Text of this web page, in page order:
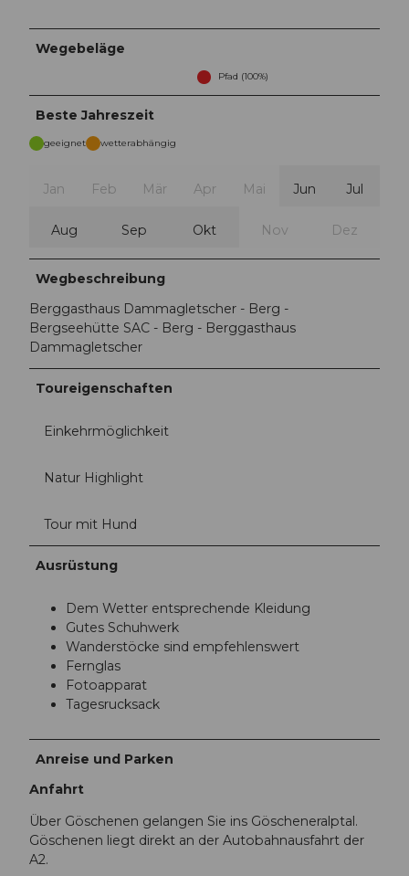
Wegebeläge
Pfad (100%)
Beste Jahreszeit
geeignet wetterabhängig
Jan Feb Mär Apr Mai Jun Jul
Aug Sep Okt Nov Dez
Wegbeschreibung
Berggasthaus Dammagletscher - Berg -
Bergseehütte SAC - Berg - Berggasthaus
Dammagletscher
Toureigenschaften
Einkehrmöglichkeit
Natur Highlight
Tour mit Hund
Ausrüstung
Dem Wetter entsprechende Kleidung
Gutes Schuhwerk
Wanderstöcke sind empfehlenswert
Fernglas
Fotoapparat
Tagesrucksack
Anreise und Parken
Anfahrt
Über Göschenen gelangen Sie ins Göscheneralptal.
Göschenen liegt direkt an der Autobahnausfahrt der
A2.